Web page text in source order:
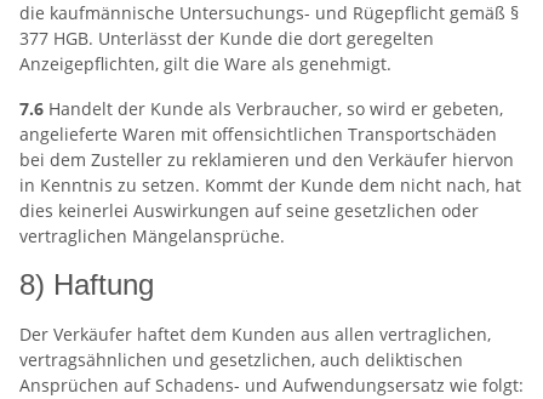
die kaufmännische Untersuchungs- und Rügepflicht gemäß §
377 HGB. Unterlässt der Kunde die dort geregelten
Anzeigepflichten, gilt die Ware als genehmigt.
7.6 Handelt der Kunde als Verbraucher, so wird er gebeten,
angelieferte Waren mit offensichtlichen Transportschäden
bei dem Zusteller zu reklamieren und den Verkäufer hiervon
in Kenntnis zu setzen. Kommt der Kunde dem nicht nach, hat
dies keinerlei Auswirkungen auf seine gesetzlichen oder
vertraglichen Mängelansprüche.
8) Haftung
Der Verkäufer haftet dem Kunden aus allen vertraglichen,
vertragsähnlichen und gesetzlichen, auch deliktischen
Ansprüchen auf Schadens- und Aufwendungsersatz wie folgt: